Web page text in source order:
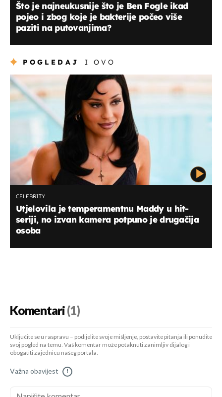
Što je najneukusnije što je Ben Fogle ikad
pojeo i zbog koje je bakterije počeo više
paziti na putovanjima?
POGLEDAJ I OVO
CELEBRITY
Utjelovila je temperamentnu Maddy u hit-
seriji, no izvan kamera potpuno je drugačija
osoba
Komentari(1)
Uključite se u raspravu – podijelite svoje mišljenje, postavite pitanja ili ponudite
svoj pogled na temu. Vaš komentar može potaknuti zanimljiv dijalog i
obogatiti zajednicu našeg portala.
Važna obavijest !